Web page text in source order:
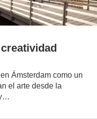
Ámsterdam como un
el arte desde la